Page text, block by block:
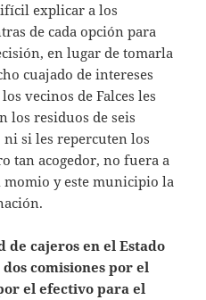
explicar a los
de cada opción para
en lugar de tomarla
cuajado de intereses
vecinos de Falces les
los residuos de seis
si les repercuten los
tan acogedor, no fuera a
momio y este municipio la
cajeros en el Estado
comisiones por el
el efectivo para el